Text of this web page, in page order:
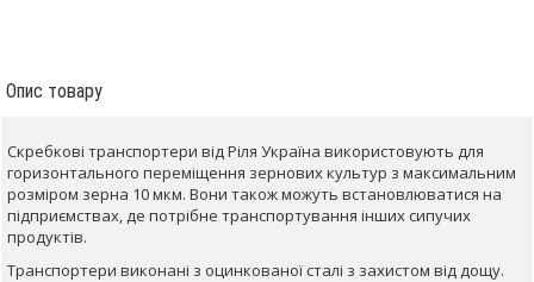
Опис товару
Скребкові транспортери від Ріля Україна використовують для
горизонтального переміщення зернових культур з максимальним
розміром зерна 10 мкм. Вони також можуть встановлюватися на
підприємствах, де потрібне транспортування інших сипучих
продуктів.
Транспортери виконані з оцинкованої сталі з захистом від дощу.